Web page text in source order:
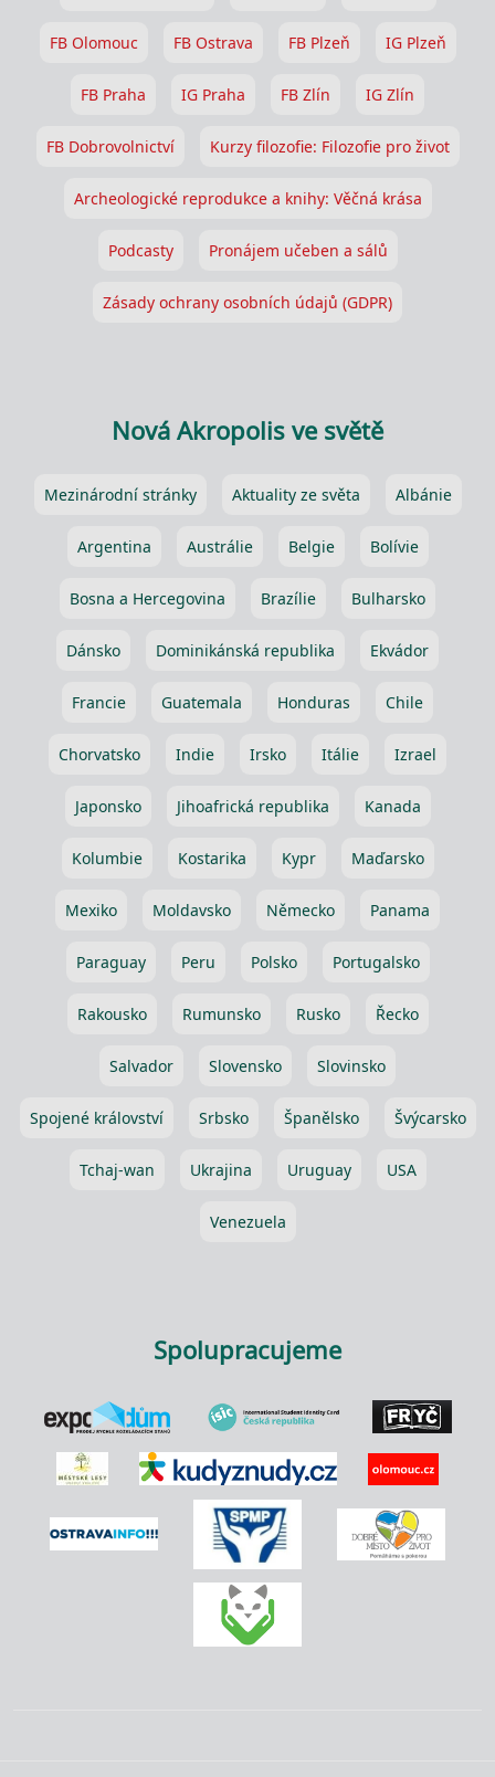
FB Olomouc FB Ostrava FB Plzeň IG Plzeň
FB Praha IG Praha FB Zlín IG Zlín
FB Dobrovolnictví Kurzy filozofie: Filozofie pro život
Archeologické reprodukce a knihy: Věčná krása
Podcasty Pronájem učeben a sálů
Zásady ochrany osobních údajů (GDPR)
Nová Akropolis ve světě
Mezinárodní stránky Aktuality ze světa Albánie
Argentina Austrálie Belgie Bolívie
Bosna a Hercegovina Brazílie Bulharsko
Dánsko Dominikánská republika Ekvádor
Francie Guatemala Honduras Chile
Chorvatsko Indie Irsko Itálie Izrael
Japonsko Jihoafrická republika Kanada
Kolumbie Kostarika Kypr Maďarsko
Mexiko Moldavsko Německo Panama
Paraguay Peru Polsko Portugalsko
Rakousko Rumunsko Rusko Řecko
Salvador Slovensko Slovinsko
Spojené království Srbsko Španělsko Švýcarsko
Tchaj-wan Ukrajina Uruguay USA
Venezuela
Spolupracujeme